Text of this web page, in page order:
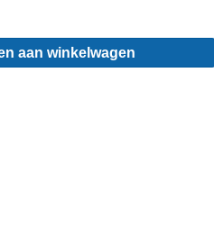
aan winkelwagen